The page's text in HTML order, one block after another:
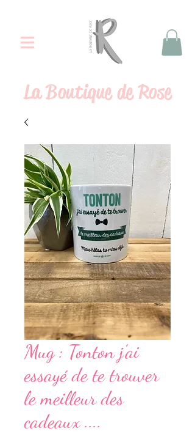
LaBoutique de Rose
Mug : Tonton j'ai
essayé de te trouver
le meilleur des
cadeaux ....